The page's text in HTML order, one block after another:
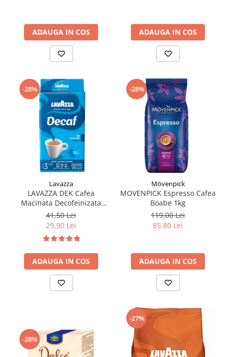
ADAUGA IN COS ADAUGA IN COS
-28%
Lavazza
LAVAZZA DEK Cafea
Macinata Decofeinizata
250g
41,50 Lei
29,90 Lei
ADAUGA IN COS
-28%
Mövenpick
MOVENPICK Espresso Cafea
Boabe 1kg
119,00 Lei
85,80 Lei
ADAUGA IN COS
-28%
-27%